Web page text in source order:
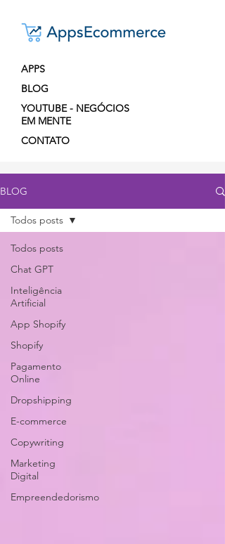
APPS
BLOG
YOUTUBE - NEGÓCIOS
EM MENTE
CONTATO
BLOG
Todos posts
Chat GPT
Inteligência
Artificial
App Shopify
Shopify
Pagamento
Online
Dropshipping
E-commerce
Copywriting
Marketing
Digital
Empreendedorismo
Todos posts